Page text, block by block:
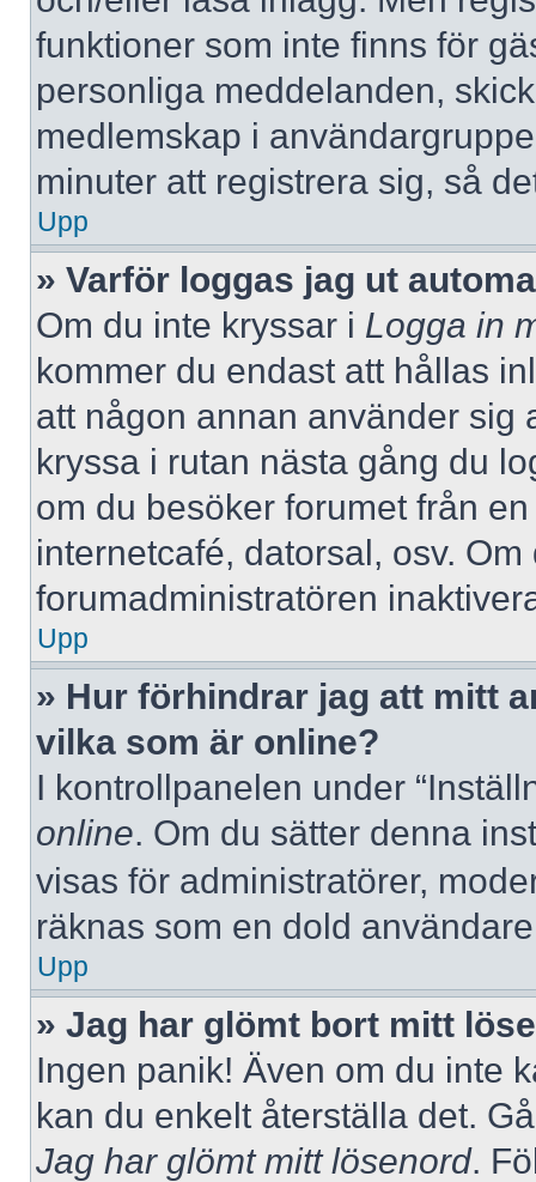
funktioner som inte finns för
personliga meddelanden,
medlemskap i
minuter att registrera sig, så
Upp
» Varför loggas jag ut
Om du inte kryssar i Logga in
kommer du endast att hållas
att någon annan använder sig
kryssa i rutan nästa gång du
om du besöker forumet från
internetcafé, datorsal, osv.
forumadministratören
Upp
» Hur förhindrar jag att mitt
vilka som är online?
I kontrollpanelen under
online. Om du sätter denna
visas för administratörer,
räknas som en dold
Upp
» Jag har glömt bort mitt
Ingen panik! Även om du inte
kan du enkelt återställa det.
Jag har glömt mitt lösenord.